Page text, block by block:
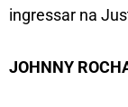
ingressar na
JOHNNY